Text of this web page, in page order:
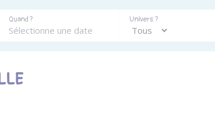
Quand ? Univers ?